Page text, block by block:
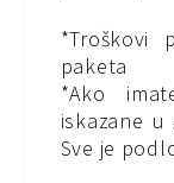
*Troškovi
paketa
*Ako
iskazane
Sve je